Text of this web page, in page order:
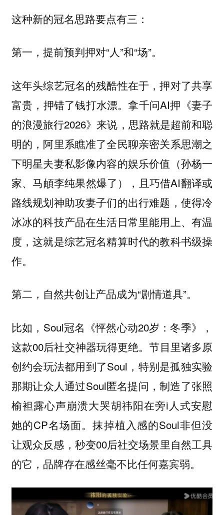
这种新的冠名思路要点有三：
第一，提前预判押对“人”和“场”。
这年头综艺冠名的残酷性在于，押对了共享
富贵，押错了钱打水漂。拿千问AI押《妻子
的浪漫旅行2026》来说，思路就是超前和聪
明的，阿里系瞧准了全民聊亲密关系思潮之
下明星夫妻私影像内容的娱乐价值（孙杨一
家、马頔李纯果然爆了），且巧借AI翻译或
路线规划神助攻妻子们的出行难题，使得冷
冰冰的科技产品在生活日常里能用上、有温
度，这就是综艺冠名精算时代的教科书级操
作。
第二，自然共创让产品成为“剧情道具”。
比如，Soul冠名《怦然心动20岁：冬季》，
这款00后社交神器玩得更绝。节目里诸多原
创约会玩法都用到了Soul，特别是孤独实验
那期让众人通过Soul匿名提问，制造了张照
榆袒露心声崩溃大哭胡祎阳在旁i人式安慰
她的CP名场面。抹掉植入感的Soul非但没
让观众反感，秒变00后社交场景里自然工具
的它，品牌存在感丝毫不比任何嘉宾弱。